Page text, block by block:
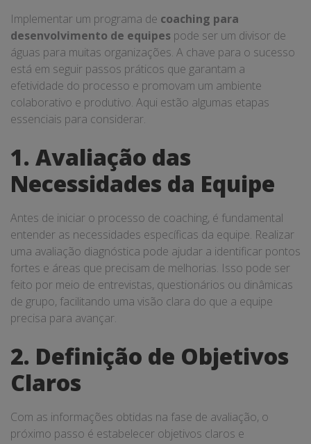
Implementar um programa de coaching para
desenvolvimento de equipes pode ser um divisor de
águas para muitas organizações. A chave para o sucesso
está em seguir passos práticos que garantam a
efetividade do processo e promovam um ambiente
colaborativo e produtivo. Aqui estão algumas etapas
essenciais para considerar.
1. Avaliação das
Necessidades da Equipe
Antes de iniciar o processo de coaching, é fundamental
entender as necessidades específicas da equipe. Realizar
uma avaliação diagnóstica pode ajudar a identificar pontos
fortes e áreas que precisam de melhorias. Isso pode ser
feito por meio de entrevistas, questionários ou dinâmicas
de grupo, facilitando uma visão clara do que a equipe
precisa para avançar.
2. Definição de Objetivos
Claros
Com as informações obtidas na fase de avaliação, o
próximo passo é estabelecer objetivos claros e